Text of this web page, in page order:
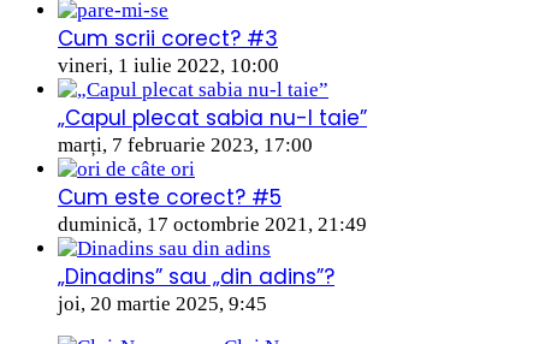
Cum scrii corect? #3
vineri, 1 iulie 2022, 10:00
„Capul plecat sabia nu-l taie”
marți, 7 februarie 2023, 17:00
Cum este corect? #5
duminică, 17 octombrie 2021, 21:49
„Dinadins” sau „din adins”?
joi, 20 martie 2025, 9:45